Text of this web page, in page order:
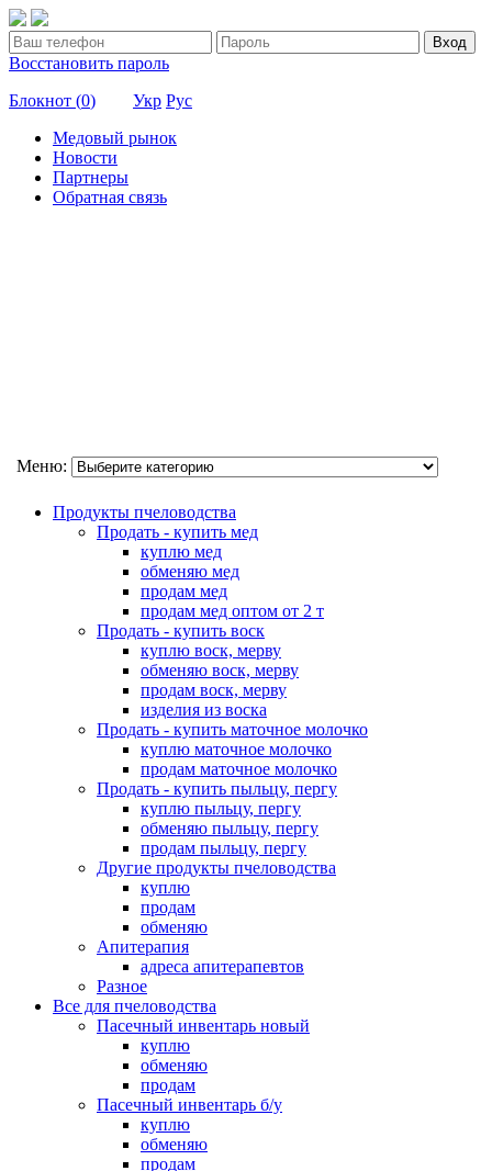
Вход
Восстановить пароль
Блокнот (0) Укр Рус
Медовый рынок
Новости
Партнеры
Обратная связь
Меню:
Продукты пчеловодства
Продать - купить мед
куплю мед
обменяю мед
продам мед
продам мед оптом от 2 т
Продать - купить воск
куплю воск, мерву
обменяю воск, мерву
продам воск, мерву
изделия из воска
Продать - купить маточное молочко
куплю маточное молочко
продам маточное молочко
Продать - купить пыльцу, пергу
куплю пыльцу, пергу
обменяю пыльцу, пергу
продам пыльцу, пергу
Другие продукты пчеловодства
куплю
продам
обменяю
Апитерапия
адреса апитерапевтов
Разное
Все для пчеловодства
Пасечный инвентарь новый
куплю
обменяю
продам
Пасечный инвентарь б/у
куплю
обменяю
продам